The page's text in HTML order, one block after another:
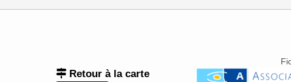
Retour à la carte